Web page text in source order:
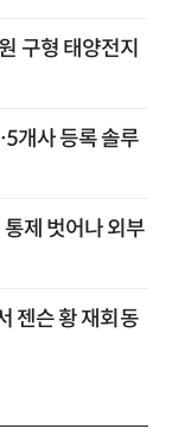
구형 태양전지
개사 등록 솔루
제 벗어나 외부
젠슨 황 재회동